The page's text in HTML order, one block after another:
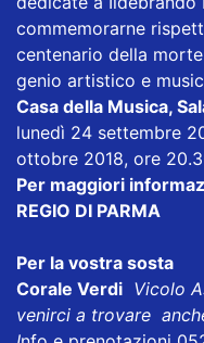
commemorarne
centenario della
genio artistico e
Casa della Musica,
lunedì 24 settembre
ottobre 2018, ore
Per maggiori
REGIO DI PARMA
Per la vostra sosta
Corale Verdi Vicolo
venirci a trovare